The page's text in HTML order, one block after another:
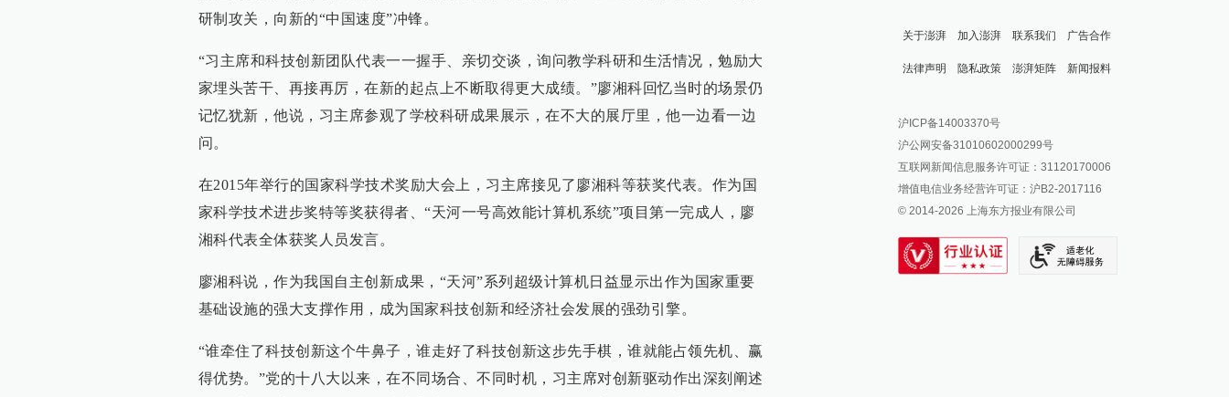
研制攻关，向新的“中国速度”冲锋。
“习主席和科技创新团队代表一一握手、亲切交谈，询问教学科研和生活情况，勉励大
家埋头苦干、再接再厉，在新的起点上不断取得更大成绩。”廖湘科回忆当时的场景仍
记忆犹新，他说，习主席参观了学校科研成果展示，在不大的展厅里，他一边看一边
问。
在2015年举行的国家科学技术奖励大会上，习主席接见了廖湘科等获奖代表。作为国
家科学技术进步奖特等奖获得者、“天河一号高效能计算机系统”项目第一完成人，廖
湘科代表全体获奖人员发言。
廖湘科说，作为我国自主创新成果，“天河”系列超级计算机日益显示出作为国家重要
基础设施的强大支撑作用，成为国家科技创新和经济社会发展的强劲引擎。
“谁牵住了科技创新这个牛鼻子，谁走好了科技创新这步先手棋，谁就能占领先机、赢
得优势。”党的十八大以来，在不同场合、不同时机，习主席对创新驱动作出深刻阐述
关于澎湃 加入澎湃 联系我们 广告合作
法律声明 隐私政策 澎湃矩阵
澎湃新闻公众号
澎湃新闻抖音号
派生万物开放平台
IP SHANGHAI
SIXTH TONE
新闻报料
报料邮箱: news@thepaper.cn
沪ICP备14003370号
沪公网安备31010602000299号
互联网新闻信息服务许可证：31120170006
增值电信业务经营许可证：沪B2-2017116
© 2014-2026 上海东方报业有限公司